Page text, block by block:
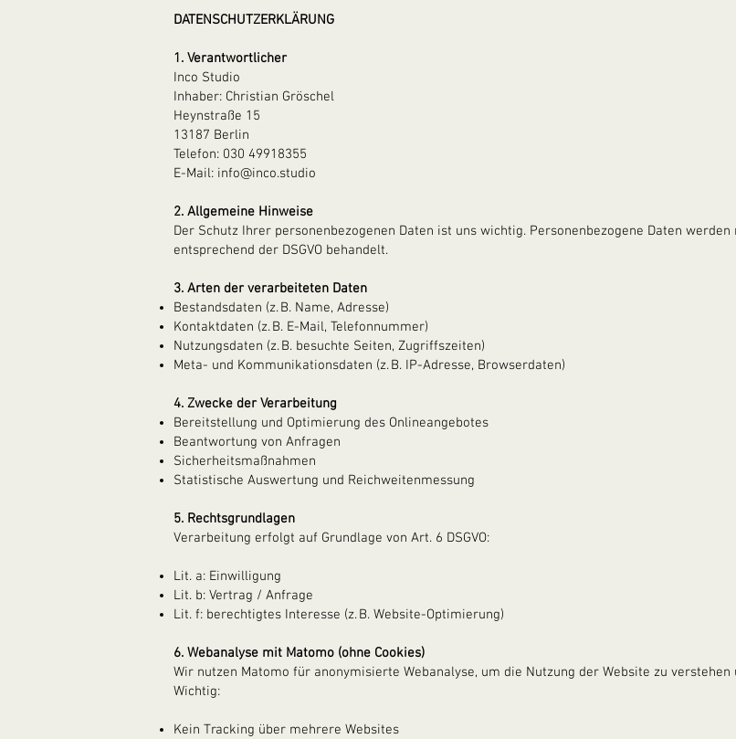
DATENSCHUTZERKLÄRUNG
1. Verantwortlicher
Inco Studio
Inhaber: Christian Gröschel
Heynstraße 15
13187 Berlin
Telefon: 030 49918355
E-Mail: info@inco.studio
2. Allgemeine Hinweise
Der Schutz Ihrer personenbezogenen Daten ist uns wichtig. Personenbezogene Daten
entsprechend der DSGVO behandelt.
3. Arten der verarbeiteten Daten
Bestandsdaten (z. B. Name, Adresse)
Kontaktdaten (z. B. E-Mail, Telefonnummer)
Nutzungsdaten (z. B. besuchte Seiten, Zugriffszeiten)
Meta- und Kommunikationsdaten (z. B. IP-Adresse, Browserdaten)
4. Zwecke der Verarbeitung
Bereitstellung und Optimierung des Onlineangebotes
Beantwortung von Anfragen
Sicherheitsmaßnahmen
Statistische Auswertung und Reichweitenmessung
5. Rechtsgrundlagen
Verarbeitung erfolgt auf Grundlage von Art. 6 DSGVO:
Lit. a: Einwilligung
Lit. b: Vertrag / Anfrage
Lit. f: berechtigtes Interesse (z. B. Website-Optimierung)
6. Webanalyse mit Matomo (ohne Cookies)
Wir nutzen Matomo für anonymisierte Webanalyse, um die Nutzung der Website zu verstehen
Wichtig:
Kein Tracking über mehrere Websites